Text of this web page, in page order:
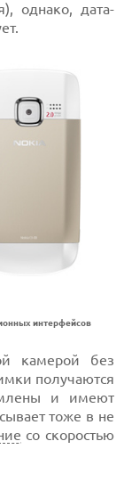
однако, дата-
интерфейсов
камерой без
получаются
и имеют
тоже в не
со скоростью